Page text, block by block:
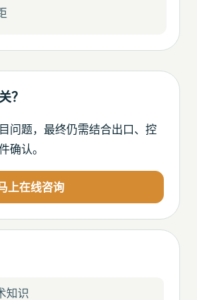
？
问题，最终仍需结合出口、控
确认。
上在线咨询
知识